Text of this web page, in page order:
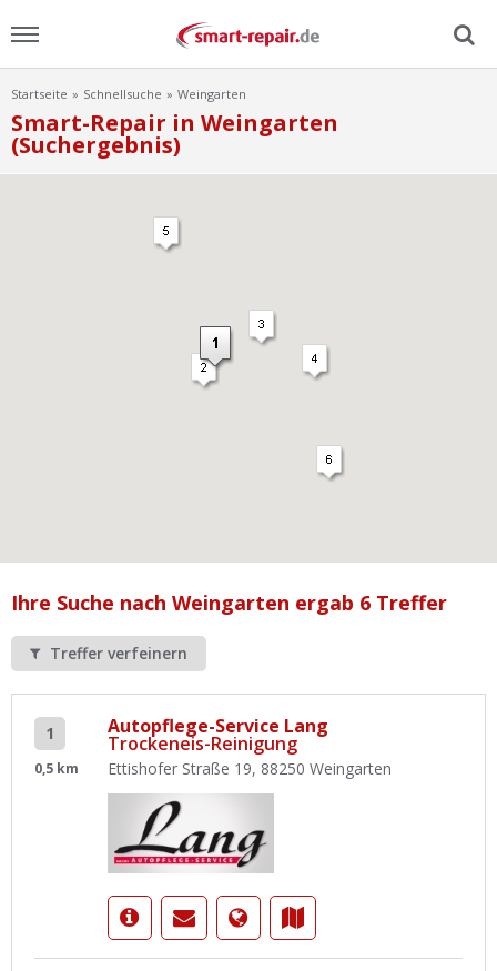
Menu
Home
Werkstatt Login
Startseite Schnellsuche Weingarten
Smart-Repair in Weingarten
(Suchergebnis)
Ihre Suche nach Weingarten ergab 6 Treffer
Treffer verfeinern
1
0,5 km
Autopflege-Service Lang
Trockeneis-Reinigung
Ettishofer Straße 19, 88250 Weingarten